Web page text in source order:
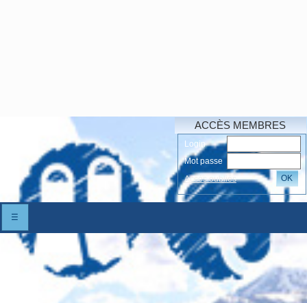
ACCÈS MEMBRES
Login
Mot passe
Accés oubliés
OK
☰